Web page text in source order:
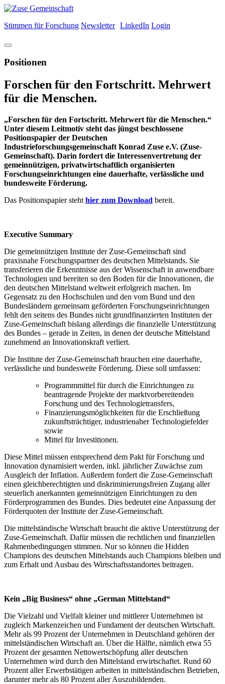
Stimmen für Forschung Newsletter LinkedIn Login
Positionen
Forschen für den Fortschritt. Mehrwert
für die Menschen.
„Forschen für den Fortschritt. Mehrwert für die Menschen.“
Unter diesem Leitmotiv steht das jüngst beschlossene
Positionspapier der Deutschen
Industrieforschungsgemeinschaft Konrad Zuse e.V. (Zuse-
Gemeinschaft). Darin fordert die Interessenvertretung der
gemeinnützigen, privatwirtschaftlich organisierten
Forschungseinrichtungen eine dauerhafte, verlässliche und
bundesweite Förderung.
Das Positionspapier steht hier zum Download bereit.
Executive Summary
Die gemeinnützigen Institute der Zuse-Gemeinschaft sind
praxisnahe Forschungspartner des deutschen Mittelstands. Sie
transferieren die Erkenntnisse aus der Wissenschaft in anwendbare
Technologien und bereiten so den Boden für die Innovationen, die
den deutschen Mittelstand weltweit erfolgreich machen. Im
Gegensatz zu den Hochschulen und den vom Bund und den
Bundesländern gemeinsam geförderten Forschungseinrichtungen
fehlt den seitens des Bundes nicht grundfinanzierten Instituten der
Zuse-Gemeinschaft bislang allerdings die finanzielle Unterstützung
des Bundes – gerade in Zeiten, in denen der deutsche Mittelstand
zunehmend an Innovationskraft verliert.
Die Institute der Zuse-Gemeinschaft brauchen eine dauerhafte,
verlässliche und bundesweite Förderung. Diese soll umfassen:
Programmmittel für durch die Einrichtungen zu
beantragende Projekte der marktvorbereitenden
Forschung und des Technologietransfers,
Finanzierungsmöglichkeiten für die Erschließung
zukunftsträchtiger, industrienaher Technologiefelder
sowie
Mittel für Investitionen.
Diese Mittel müssen entsprechend dem Pakt für Forschung und
Innovation dynamisiert werden, inkl. jährlicher Zuwächse zum
Ausgleich der Inflation. Außerdem fordert die Zuse-Gemeinschaft
einen gleichberechtigten und diskriminierungsfreien Zugang aller
steuerlich anerkannten gemeinnützigen Einrichtungen zu den
Förderprogrammen des Bundes. Dies bedeutet eine Anpassung der
Förderquoten der Institute der Zuse-Gemeinschaft.
Die mittelständische Wirtschaft braucht die aktive Unterstützung der
Zuse-Gemeinschaft. Dafür müssen die rechtlichen und finanziellen
Rahmenbedingungen stimmen. Nur so können die Hidden
Champions des deutschen Mittelstands auch Champions bleiben und
zum Erhalt und Ausbau des Wirtschaftsstandortes beitragen.
Kein „Big Business“ ohne „German Mittelstand“
Die Vielzahl und Vielfalt kleiner und mittlerer Unternehmen ist
zugleich Markenzeichen und Fundament der deutschen Wirtschaft.
Mehr als 99 Prozent der Unternehmen in Deutschland gehören der
mittelständischen Wirtschaft an. Über die Hälfte, nämlich etwa 55
Prozent der gesamten Nettowertschöpfung aller deutschen
Unternehmen wird durch den Mittelstand erwirtschaftet. Rund 60
Prozent aller Erwerbstätigen arbeiten in mittelständischen Betrieben,
darunter mehr als 80 Prozent aller Auszubildenden.